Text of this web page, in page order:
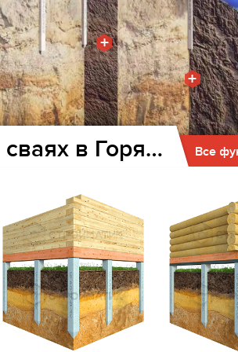
+
+
Все
Фундамент для дома и бани на забивных ж/б сваях в Горячем Ключе